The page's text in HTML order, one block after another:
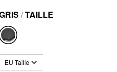
/TAILLE
EU Taille